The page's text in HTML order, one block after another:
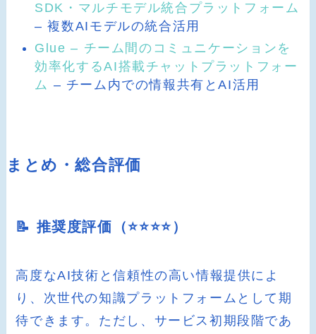
SDK・マルチモデル統合プラットフォーム
– 複数AIモデルの統合活用
Glue – チーム間のコミュニケーションを
効率化するAI搭載チャットプラットフォー
ム – チーム内での情報共有とAI活用
まとめ・総合評価
📝 推奨度評価（⭐️⭐️⭐️⭐️）
高度なAI技術と信頼性の高い情報提供によ
り、次世代の知識プラットフォームとして期
待できます。ただし、サービス初期段階であ